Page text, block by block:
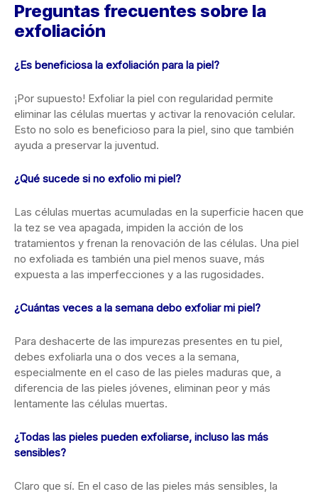
Preguntas frecuentes sobre la
exfoliación
¿Es beneficiosa la exfoliación para la piel?
¡Por supuesto! Exfoliar la piel con regularidad permite
eliminar las células muertas y activar la renovación celular.
Esto no solo es beneficioso para la piel, sino que también
ayuda a preservar la juventud.
¿Qué sucede si no exfolio mi piel?
Las células muertas acumuladas en la superficie hacen que
la tez se vea apagada, impiden la acción de los
tratamientos y frenan la renovación de las células. Una piel
no exfoliada es también una piel menos suave, más
expuesta a las imperfecciones y a las rugosidades.
¿Cuántas veces a la semana debo exfoliar mi piel?
Para deshacerte de las impurezas presentes en tu piel,
debes exfoliarla una o dos veces a la semana,
especialmente en el caso de las pieles maduras que, a
diferencia de las pieles jóvenes, eliminan peor y más
lentamente las células muertas.
¿Todas las pieles pueden exfoliarse, incluso las más
sensibles?
Claro que sí. En el caso de las pieles más sensibles, la